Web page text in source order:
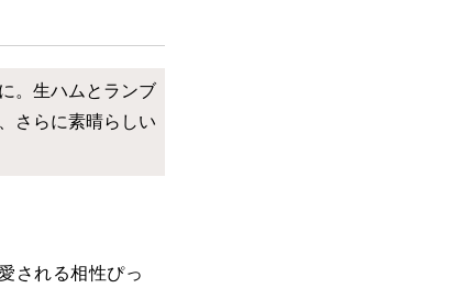
。生ハムとランブ
さらに素晴らしい
される相性ぴっ